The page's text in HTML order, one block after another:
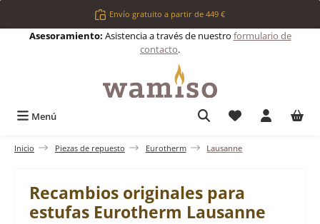
Saltar al contenido principalEnvío gratuito a partir de 449 €
Asesoramiento: Asistencia a través de nuestro formulario de
contacto.
Menú Tienes 0
Inicio Piezas de repuesto Eurotherm Lausanne
Recambios originales para
estufas Eurotherm Lausanne